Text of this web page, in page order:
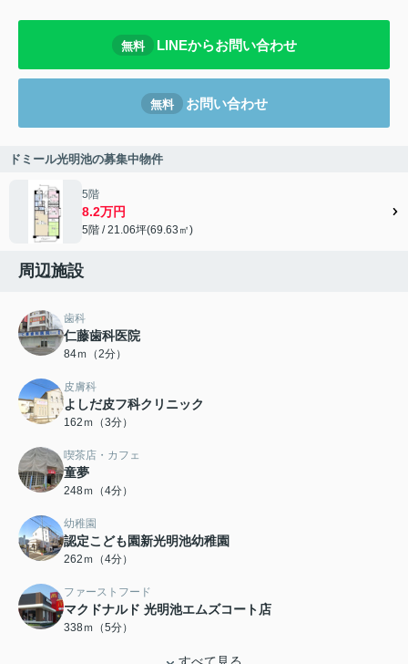
無料 LINEからお問い合わせ
無料 お問い合わせ
ドミール光明池の募集中物件
5階
8.2万円
5階 / 21.06坪(69.63㎡)
周辺施設
歯科
仁藤歯科医院
84ｍ（2分）
皮膚科
よしだ皮フ科クリニック
162ｍ（3分）
喫茶店・カフェ
童夢
248ｍ（4分）
幼稚園
認定こども園新光明池幼稚園
262ｍ（4分）
ファーストフード
マクドナルド 光明池エムズコート店
338ｍ（5分）